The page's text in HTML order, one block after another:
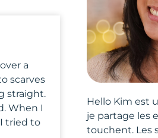
a
scarves
straight.
When I
tried to
Hello Kim est
je partage les
touchent. Les